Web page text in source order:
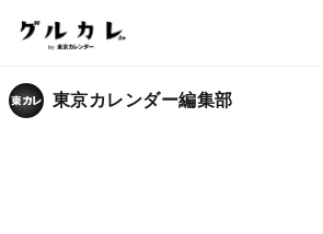
東京カレンダー編集部